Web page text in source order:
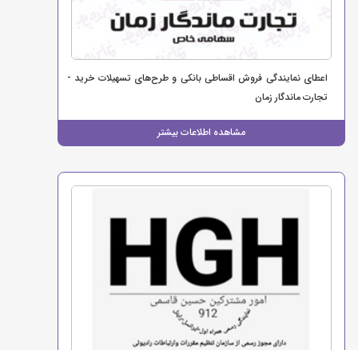
اعطای نمایندگی فروش اقساطی بانکی و طرح‌های تسهیلات خرید -
تجارت ماندگار زمان
مشاهده اطلاعات بیشتر